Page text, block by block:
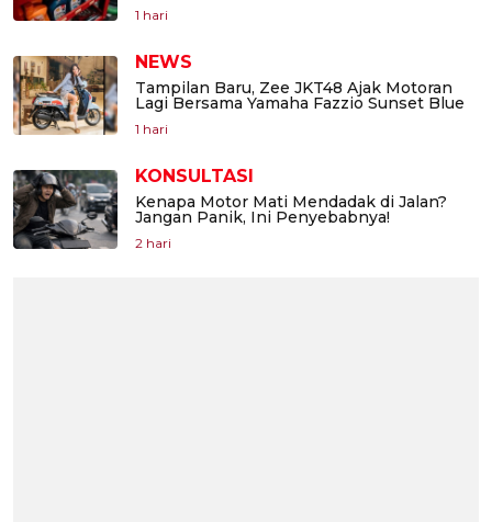
1 hari
NEWS
Tampilan Baru, Zee JKT48 Ajak Motoran
Lagi Bersama Yamaha Fazzio Sunset Blue
1 hari
KONSULTASI
Kenapa Motor Mati Mendadak di Jalan?
Jangan Panik, Ini Penyebabnya!
2 hari